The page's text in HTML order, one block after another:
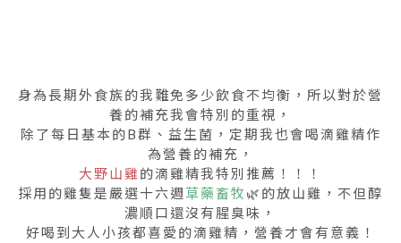
身為長期外食族的我難免多少飲食不均衡，所以對於營
養的補充我會特別的重視，
除了每日基本的B群、益生菌，定期我也會喝滴雞精作
為營養的補充，
大野山雞的滴雞精我特別推薦！！！
採用的雞隻是嚴選十六週草藥畜牧🌿的放山雞，不但醇
濃順口還沒有腥臭味，
好喝到大人小孩都喜愛的滴雞精，營養才會有意義！